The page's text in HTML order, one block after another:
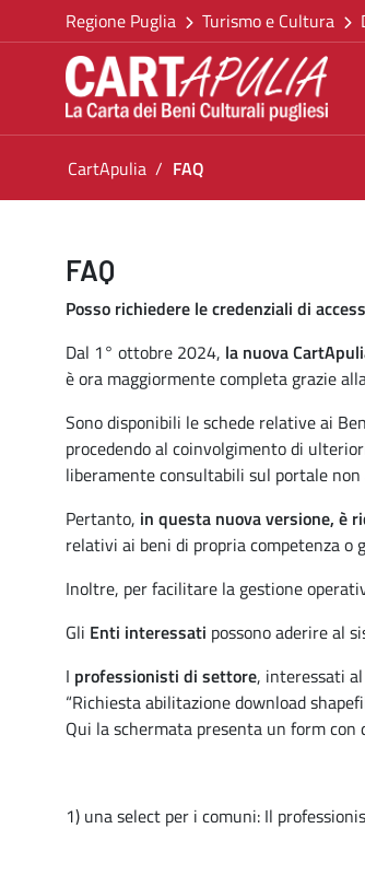
Salta al contenuto
Torna alla homepage
Vai al menu di navigazione
Vai ai contenuti
Vai al footer
Regione Puglia Turismo e Cultura
Ti trovi in:
CartApulia FAQ
FAQ
FAQ
Posso richiedere le credenziali di
Dal 1° ottobre 2024, la nuova
è ora maggiormente completa grazie
Sono disponibili le schede relative ai
procedendo al coinvolgimento di
liberamente consultabili sul portale non
Pertanto, in questa nuova versione, è
relativi ai beni di propria competenza o
Inoltre, per facilitare la gestione
Gli Enti interessati possono aderire al
I professionisti di settore, interessati
“Richiesta abilitazione download
Qui la schermata presenta un form con
1) una select per i comuni: Il